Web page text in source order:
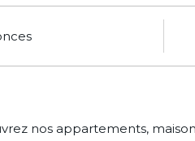
nos appartements,